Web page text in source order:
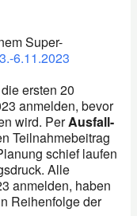
Super-
3.-6.11.2023
ersten 20
anmelden, bevor
wird. PerAusfall-
Teilnahmebeitrag
schief laufen
Alle
anmelden, haben
Reihenfolge der